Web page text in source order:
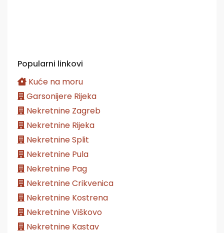
Popularni linkovi
Kuće na moru
Garsonijere Rijeka
Nekretnine Zagreb
Nekretnine Rijeka
Nekretnine Split
Nekretnine Pula
Nekretnine Pag
Nekretnine Crikvenica
Nekretnine Kostrena
Nekretnine Viškovo
Nekretnine Kastav